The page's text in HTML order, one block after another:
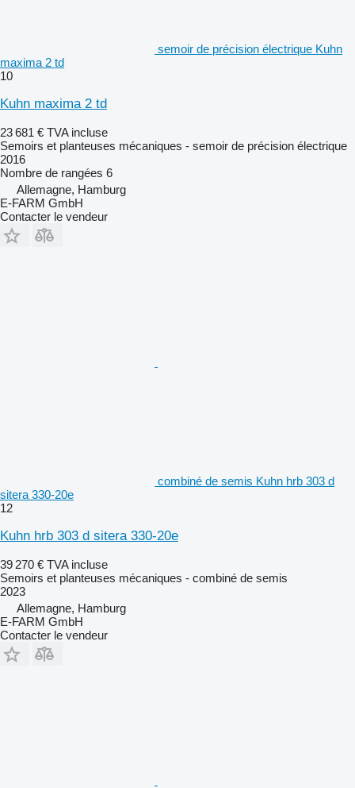
semoir de précision électrique Kuhn
maxima 2 td
10
Kuhn maxima 2 td
23 681 € TVA incluse
Semoirs et planteuses mécaniques - semoir de précision électrique
2016
Nombre de rangées 6
Allemagne, Hamburg
E-FARM GmbH
Contacter le vendeur
combiné de semis Kuhn hrb 303 d
sitera 330-20e
12
Kuhn hrb 303 d sitera 330-20e
39 270 € TVA incluse
Semoirs et planteuses mécaniques - combiné de semis
2023
Allemagne, Hamburg
E-FARM GmbH
Contacter le vendeur